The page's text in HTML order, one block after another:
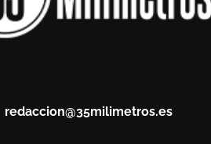
redaccion@35milimetros.es